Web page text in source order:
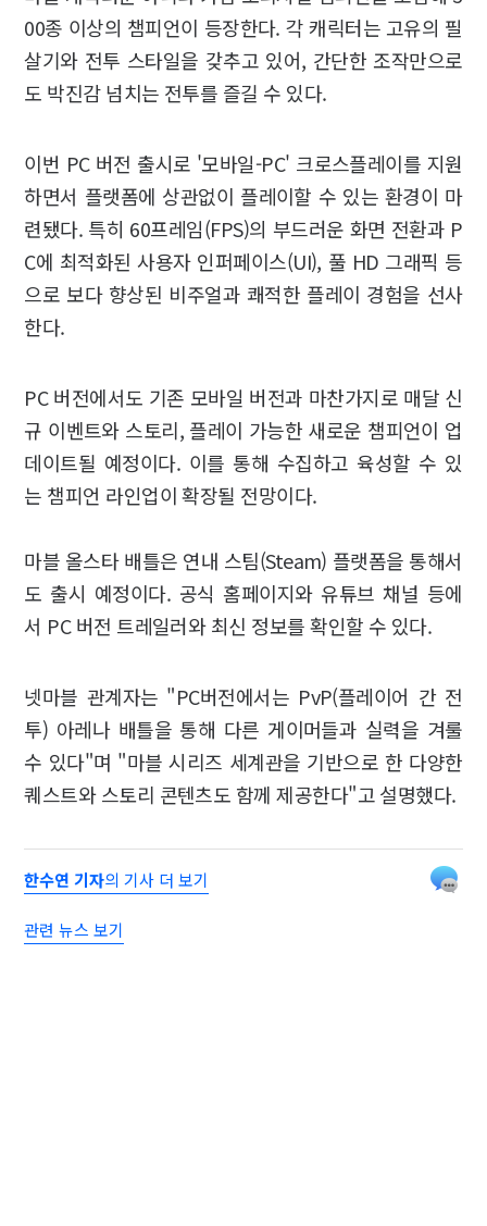
00종 이상의 챔피언이 등장한다. 각 캐릭터는 고유의 필
살기와 전투 스타일을 갖추고 있어, 간단한 조작만으로
도 박진감 넘치는 전투를 즐길 수 있다.
이번 PC 버전 출시로 '모바일-PC' 크로스플레이를 지원
하면서 플랫폼에 상관없이 플레이할 수 있는 환경이 마
련됐다. 특히 60프레임(FPS)의 부드러운 화면 전환과 P
C에 최적화된 사용자 인퍼페이스(UI), 풀 HD 그래픽 등
으로 보다 향상된 비주얼과 쾌적한 플레이 경험을 선사
한다.
PC 버전에서도 기존 모바일 버전과 마찬가지로 매달 신
규 이벤트와 스토리, 플레이 가능한 새로운 챔피언이 업
데이트될 예정이다. 이를 통해 수집하고 육성할 수 있
는 챔피언 라인업이 확장될 전망이다.
마블 올스타 배틀은 연내 스팀(Steam) 플랫폼을 통해서
도 출시 예정이다. 공식 홈페이지와 유튜브 채널 등에
서 PC 버전 트레일러와 최신 정보를 확인할 수 있다.
넷마블 관계자는 "PC버전에서는 PvP(플레이어 간 전
투) 아레나 배틀을 통해 다른 게이머들과 실력을 겨룰
수 있다"며 "마블 시리즈 세계관을 기반으로 한 다양한
퀘스트와 스토리 콘텐츠도 함께 제공한다"고 설명했다.
한수연 기자의 기사 더 보기
관련 뉴스 보기